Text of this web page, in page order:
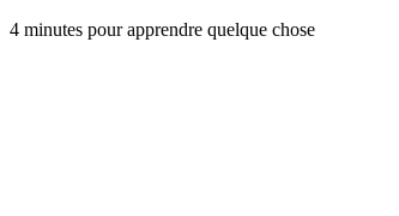
4 minutes pour apprendre quelque chose